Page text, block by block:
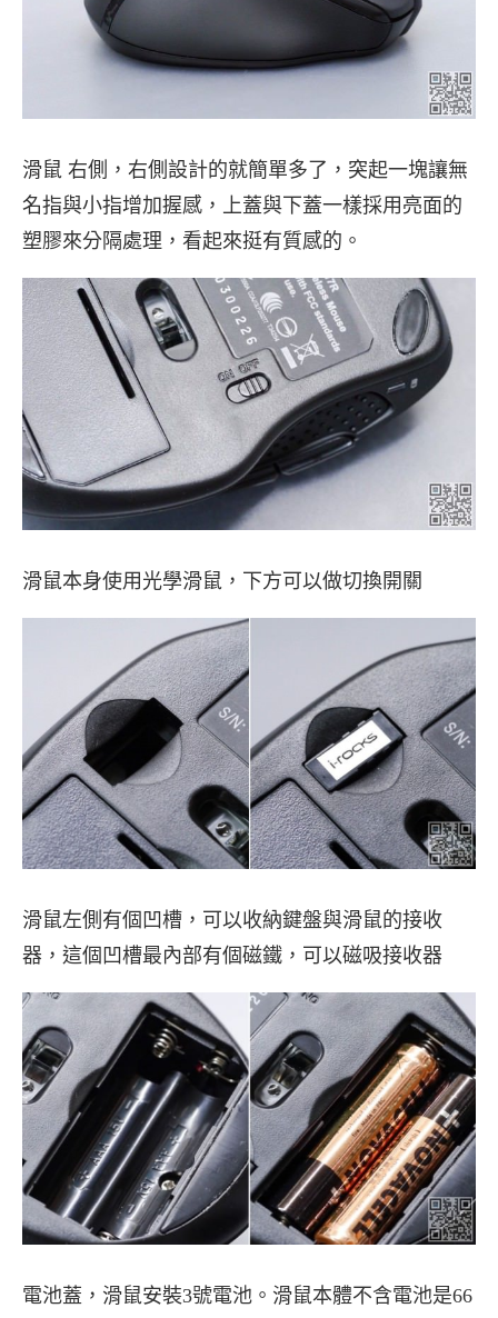
滑鼠 右側，右側設計的就簡單多了，突起一塊讓無
名指與小指增加握感，上蓋與下蓋一樣採用亮面的
塑膠來分隔處理，看起來挺有質感的。
滑鼠本身使用光學滑鼠，下方可以做切換開關
滑鼠左側有個凹槽，可以收納鍵盤與滑鼠的接收
器，這個凹槽最內部有個磁鐵，可以磁吸接收器
電池蓋，滑鼠安裝3號電池。滑鼠本體不含電池是66